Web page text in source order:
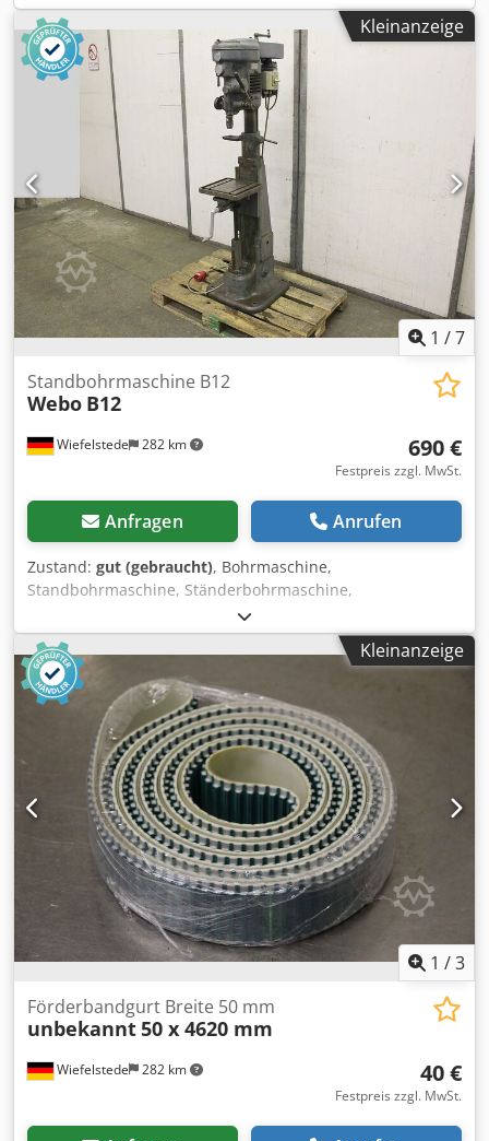
Kleinanzeige
1 /7
Wiefelstede 282 km
Standbohrmaschine B12
Webo B12
690 €
Festpreis zzgl. MwSt.
Anfragen Anrufen
Zustand: gut (gebraucht), Bohrmaschine,
Standbohrmaschine, Ständerbohrmaschine,
Säulenbohrmaschine Chodpfsfv Ungox Am Tsa -Hersteller:
Webo, Säulenbohrmaschine -Motor: 0,37 kW -Übersetzung:
über Flachriemen -Tischgröße: 295 x 295 mm -Bohrfutter: 0
- 10 mm/B12 -Spindelhub: 70 mm -Ausladung: 150 mm -
Säulen Ø: 80 mm -Abmessungen: 500/700/H1800 mm -
Gewicht: 244 kg
Kleinanzeige
1 /3
Wiefelstede 282 km
Förderbandgurt Breite 50 mm
unbekannt50 x 4620 mm
40 €
Festpreis zzgl. MwSt.